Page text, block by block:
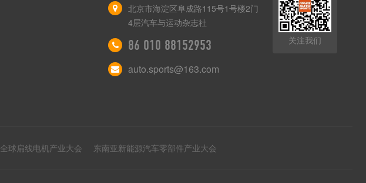
北京市海淀区阜成路115号1号楼2门
4层汽车与运动杂志社
86 010 88152953
auto.sports@163.com
关注我们
全球扁线电机产业大会 东南亚新能源汽车零部件产业大会